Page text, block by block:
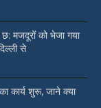
मजदूरों को भेजा गया
से
कार्य शुरू, जाने क्या